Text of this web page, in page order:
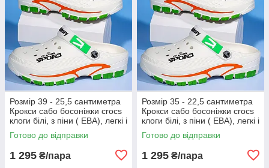
Розмір 39 - 25,5 сантиметра
Крокси сабо босоніжки crocs
клоги білі, з піни ( ЕВА), легкі і
зручні
Готово до відправки
1 295 ₴/пара
Розмір 35 - 22,5 сантиметра
Крокси сабо босоніжки crocs
клоги білі, з піни ( ЕВА), легкі і
зручні
Готово до відправки
1 295 ₴/пара